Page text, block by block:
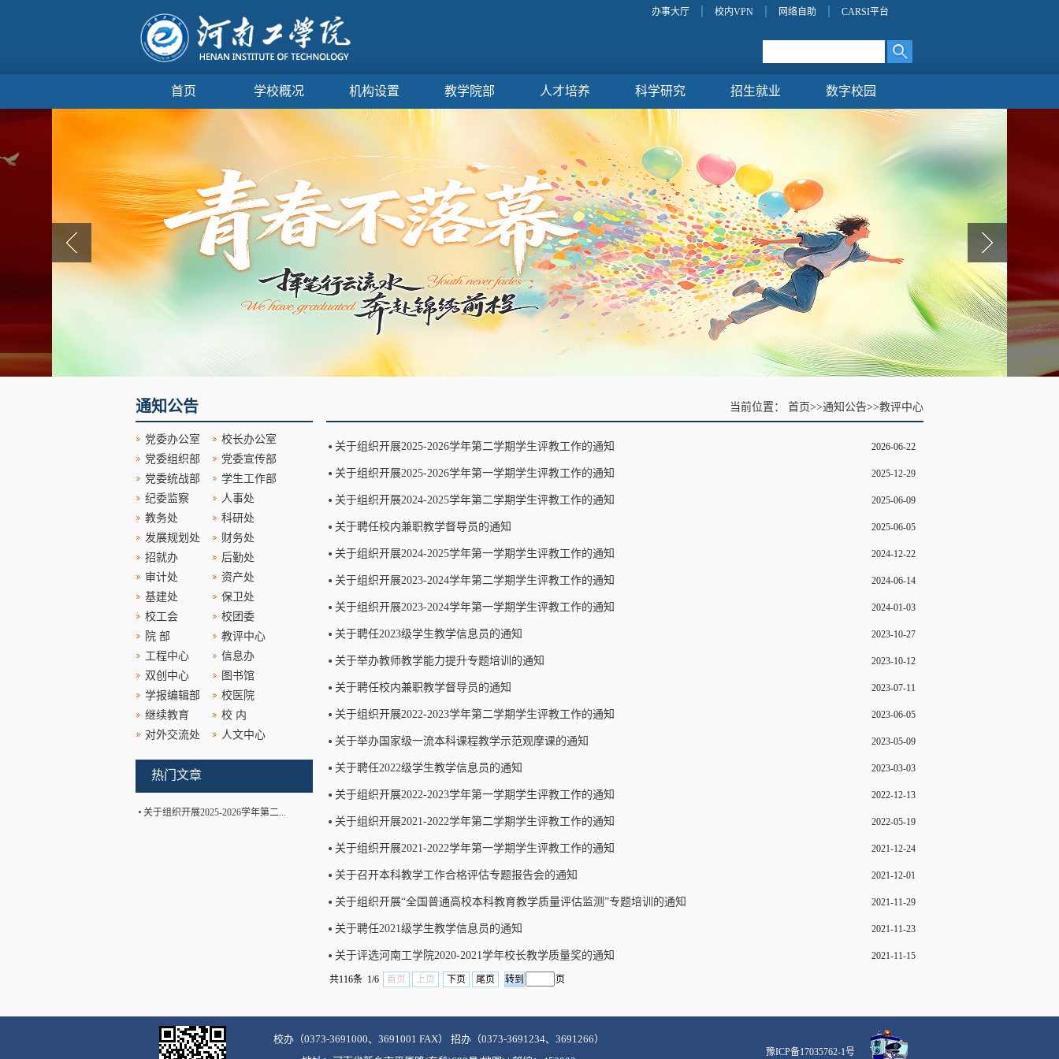
办事大厅 校内VPN 网络自助 CARSI平台
首页 学校概况 机构设置 教学院部 人才培养 科学研究 招生就业 数字校园
通知公告
党委办公室
校长办公室
党委组织部
党委宣传部
党委统战部
学生工作部
纪委监察
人事处
教务处
科研处
发展规划处
财务处
招就办
后勤处
审计处
资产处
基建处
保卫处
校工会
校团委
院 部
教评中心
工程中心
信息办
双创中心
图书馆
学报编辑部
校医院
继续教育
校 内
对外交流处
人文中心
热门文章
关于组织开展2025-2026学年第二...
当前位置： 首页>>通知公告>>教评中心
关于组织开展2025-2026学年第二学期学生评教工作的通知 2026-06-22
关于组织开展2025-2026学年第一学期学生评教工作的通知 2025-12-29
关于组织开展2024-2025学年第二学期学生评教工作的通知 2025-06-09
关于聘任校内兼职教学督导员的通知 2025-06-05
关于组织开展2024-2025学年第一学期学生评教工作的通知 2024-12-22
关于组织开展2023-2024学年第二学期学生评教工作的通知 2024-06-14
关于组织开展2023-2024学年第一学期学生评教工作的通知 2024-01-03
关于聘任2023级学生教学信息员的通知 2023-10-27
关于举办教师教学能力提升专题培训的通知 2023-10-12
关于聘任校内兼职教学督导员的通知 2023-07-11
关于组织开展2022-2023学年第二学期学生评教工作的通知 2023-06-05
关于举办国家级一流本科课程教学示范观摩课的通知 2023-05-09
关于聘任2022级学生教学信息员的通知 2023-03-03
关于组织开展2022-2023学年第一学期学生评教工作的通知 2022-12-13
关于组织开展2021-2022学年第二学期学生评教工作的通知 2022-05-19
关于组织开展2021-2022学年第一学期学生评教工作的通知 2021-12-24
关于召开本科教学工作合格评估专题报告会的通知 2021-12-01
关于组织开展“全国普通高校本科教育教学质量评估监测”专题培训的通知 2021-11-29
关于聘任2021级学生教学信息员的通知 2021-11-23
关于评选河南工学院2020-2021学年校长教学质量奖的通知 2021-11-15
共116条 1/6 首页 上页 下页 尾页 页
校办（0373-3691000、3691001 FAX） 招办（0373-3691234、3691266）
豫ICP备17035762-1号